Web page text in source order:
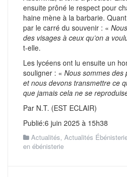
ensuite prôné le respect pour
haine mène à la barbarie.
par le carré du souvenir : «
des visages à ceux qu’on a
t-elle.
Les lycéens ont lu ensuite un
souligner : « Nous sommes des
et nous devons transmettre ce
que jamais cela ne se
Par N.T. (EST ECLAIR)
Publié:6 juin 2025 à 15h38
Actualités, Actualités
en ébénisterie